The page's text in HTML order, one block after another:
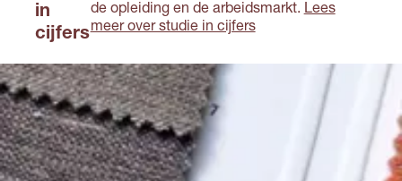
in
cijfers
de opleiding en de arbeidsmarkt. Lees
meer over studie in cijfers